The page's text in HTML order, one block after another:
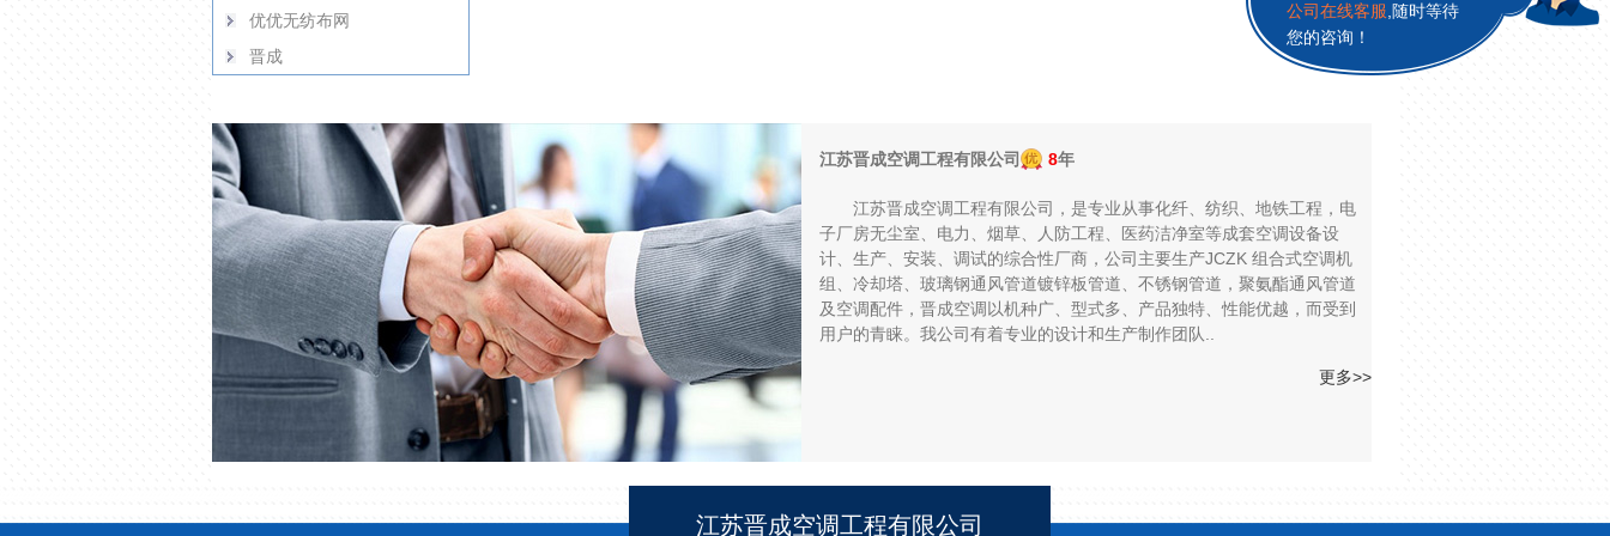
优优无纺布网
晋成
江苏晋成空调工程有限公司 8年
江苏晋成空调工程有限公司，是专业从事化纤、纺织、地铁工程，电
子厂房无尘室、电力、烟草、人防工程、医药洁净室等成套空调设备设
计、生产、安装、调试的综合性厂商，公司主要生产JCZK 组合式空调机
组、冷却塔、玻璃钢通风管道镀锌板管道、不锈钢管道，聚氨酯通风管道
及空调配件，晋成空调以机种广、型式多、产品独特、性能优越，而受到
用户的青睐。我公司有着专业的设计和生产制作团队..
更多>>
江苏晋成空调工程有限公司
公司在线客服
您的咨询！